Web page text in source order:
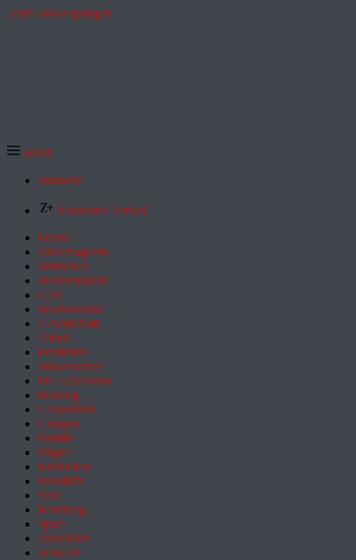
Zum Inhalt springen
Menü
Startseite
Exklusive Artikel
Politik
ZEITmagazin
Wirtschaft
Wochenmarkt
Geld
Wochenende
Gesellschaft
Arbeit
Feuilleton
Wissenschaft
Pol. Feuilleton
Bildung
Gesundheit
Campus
Familie
Digital
Entdecken
Mobilität
Sinn
Hamburg
Sport
Österreich
Schweiz